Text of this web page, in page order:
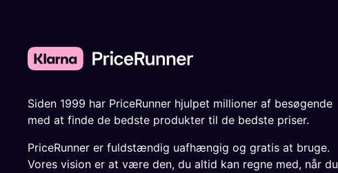
Siden 1999 har PriceRunner hjulpet millioner af besøgende
med at finde de bedste produkter til de bedste priser.
PriceRunner er fuldstændig uafhængig og gratis at bruge.
Vores vision er at være den, du altid kan regne med, når du